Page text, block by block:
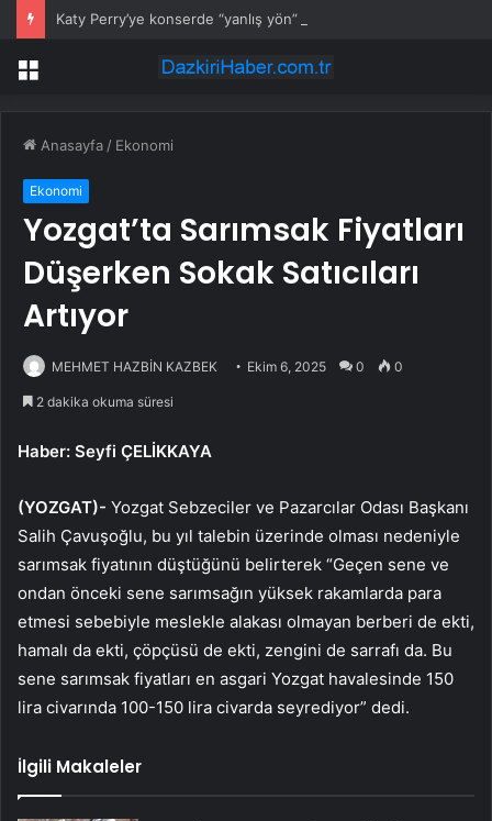
Katy Perry’ye konserde “yanlış yön” sürprizi
Menü
Anasayfa / Ekonomi
Ekonomi
Yozgat’ta Sarımsak Fiyatları
Düşerken Sokak Satıcıları
Artıyor
MEHMET HAZBİN KAZBEK Ekim 6, 2025 0 0
2 dakika okuma süresi
Haber: Seyfi ÇELİKKAYA
(YOZGAT)- Yozgat Sebzeciler ve Pazarcılar Odası Başkanı
Salih Çavuşoğlu, bu yıl talebin üzerinde olması nedeniyle
sarımsak fiyatının düştüğünü belirterek “Geçen sene ve
ondan önceki sene sarımsağın yüksek rakamlarda para
etmesi sebebiyle meslekle alakası olmayan berberi de ekti,
hamalı da ekti, çöpçüsü de ekti, zengini de sarrafı da. Bu
sene sarımsak fiyatları en asgari Yozgat havalesinde 150
lira civarında 100-150 lira civarda seyrediyor” dedi.
İlgili Makaleler